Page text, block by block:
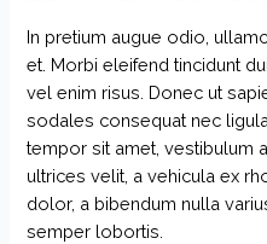
In pretium augue odio,
et. Morbi eleifend tincidunt
vel enim risus. Donec ut
sodales consequat nec
tempor sit amet, vestibulum
ultrices velit, a vehicula ex
dolor, a bibendum nulla
semper lobortis.